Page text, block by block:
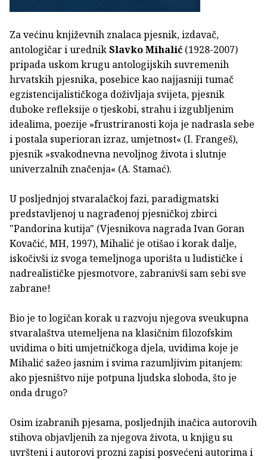
Za većinu književnih znalaca pjesnik, izdavač,
antologičar i urednikSlavko Mihalić (1928-2007)
pripada uskom krugu antologijskih suvremenih
hrvatskih pjesnika, posebice kao najjasniji tumač
egzistencijalističkoga doživljaja svijeta, pjesnik
duboke refleksije o tjeskobi, strahu i izgubljenim
idealima, poezije »frustriranosti koja je nadrasla sebe
i postala superioran izraz, umjetnost« (I. Frangeš),
pjesnik »svakodnevna nevoljnog života i slutnje
univerzalnih značenja« (A. Stamać).
U posljednjoj stvaralačkoj fazi, paradigmatski
predstavljenoj u nagrađenoj pjesničkoj zbirci
"Pandorina kutija" (Vjesnikova nagrada Ivan Goran
Kovačić, MH, 1997), Mihalić je otišao i korak dalje,
iskočivši iz svoga temeljnoga uporišta u ludističke i
nadrealističke pjesmotvore, zabranivši sam sebi sve
zabrane!
Bio je to logičan korak u razvoju njegova sveukupna
stvaralaštva utemeljena na klasičnim filozofskim
uvidima o biti umjetničkoga djela, uvidima koje je
Mihalić sažeo jasnim i svima razumljivim pitanjem:
ako pjesništvo nije potpuna ljudska sloboda, što je
onda drugo?
Osim izabranih pjesama, posljednjih inačica autorovih
stihova objavljenih za njegova života, u knjigu su
uvršteni i autorovi prozni zapisi posvećeni autorima i